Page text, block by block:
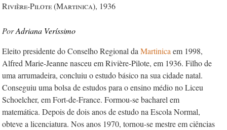
Rivière-Pilote (Martinica), 1936
Adriana Veríssimo
Eleito presidente do Conselho Regional da Martinica em 1998,
Alfred Marie-Jeanne nasceu em Rivière-Pilote, em 1936. Filho de
uma arrumadeira, concluiu o estudo básico na sua cidade natal.
Conseguiu uma bolsa de estudos para o ensino médio no Liceu
Schoelcher, em Fort-de-France. Formou-se bacharel em
matemática. Depois de dois anos de estudo na Escola Normal,
obteve a licenciatura. Nos anos 1970, tornou-se mestre em ciências